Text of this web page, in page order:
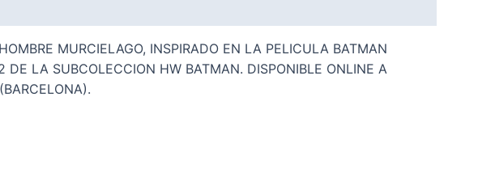
MURCIELAGO, INSPIRADO EN LA PELICULA BATMAN
LA SUBCOLECCION HW BATMAN. DISPONIBLE ONLINE A